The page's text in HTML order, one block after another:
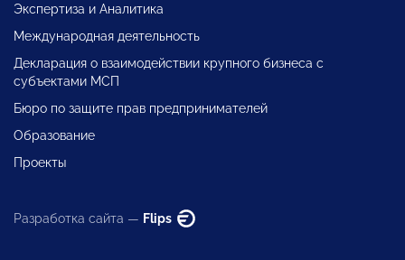
Экспертиза и Аналитика
Международная деятельность
Декларация о взаимодействии крупного бизнеса с
субъектами МСП
Бюро по защите прав предпринимателей
Образование
Проекты
Разработка сайта — Flips